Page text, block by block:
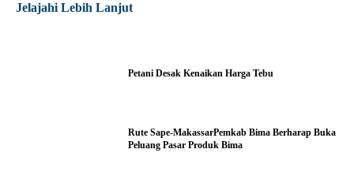
Jelajahi Lebih Lanjut
Petani Desak Kenaikan Harga Tebu
Rute Sape-MakassarPemkab Bima Berharap Buka
Peluang Pasar Produk Bima